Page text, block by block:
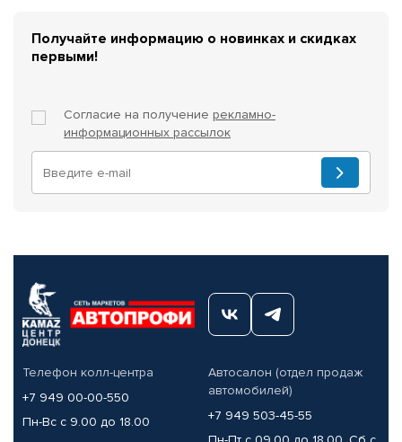
Получайте информацию о новинках и скидках
первыми!
Согласие на получение рекламно-
информационных рассылок
Телефон колл-центра
+7 949 00-00-550
Пн-Вс с 9.00 до 18.00
Автосалон (отдел продаж
автомобилей)
+7 949 503-45-55